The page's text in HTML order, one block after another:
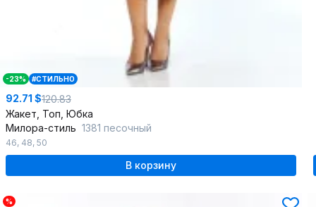
-23% #СТИЛЬНО
92.71 $120.83
Жакет, Топ, Юбка
Милора-стиль 1381 песочный
46, 48, 50
В корзину
%